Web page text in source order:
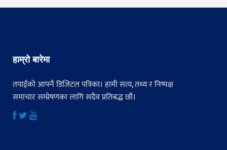
हाम्रो बारेमा
तपाईंको आफ्नै डिजिटल पत्रिका। हामी सत्य, तथ्य र निष्पक्ष
समाचार सम्प्रेषणका लागि सदैव प्रतिबद्ध छौं।